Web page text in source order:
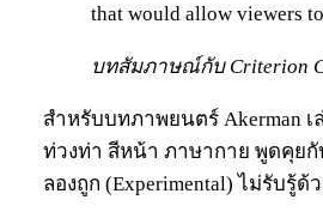
that would allow viewers
บทสัมภาษณ์กับ Criterion
สำหรับบทภาพยนตร์ Akerman
ท่วงท่า สีหน้า ภาษากาย พูดคุย
ลองถูก (Experimental) ไม่รับรู้